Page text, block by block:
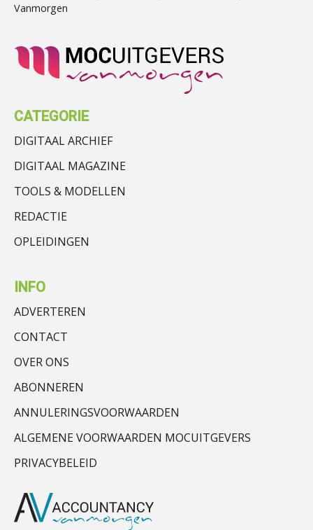
Vanmorgen
CATEGORIE
DIGITAAL ARCHIEF
DIGITAAL MAGAZINE
TOOLS & MODELLEN
REDACTIE
OPLEIDINGEN
INFO
ADVERTEREN
CONTACT
OVER ONS
ABONNEREN
ANNULERINGSVOORWAARDEN
ALGEMENE VOORWAARDEN MOCUITGEVERS
PRIVACYBELEID